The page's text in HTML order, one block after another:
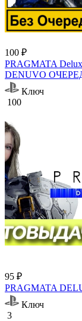
100 ₽
PRAGMATA
DENUVO
Ключ
100
95 ₽
PRAGMATA
Ключ
3